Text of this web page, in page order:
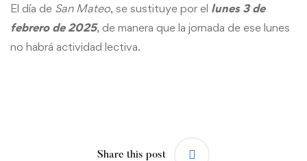
El día de San Mateo, se sustituye por el lunes 3 de
febrero de 2025, de manera que la jornada de ese lunes
no habrá actividad lectiva.
Share this post